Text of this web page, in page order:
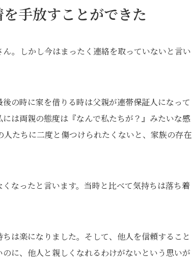
手放すことができた
。しかし今はまったく連絡を取っていないと言い
の時に家を借りる時は父親が連帯保証人になって
は両親の態度は『なんで私たちが？』みたいな感
たちに二度と傷つけられたくないと、家族の存在
なったと言います。当時と比べて気持ちは落ち着
は楽になりました。そして、他人を信頼すること
に、他人と親しくなれるわけがないという思いが